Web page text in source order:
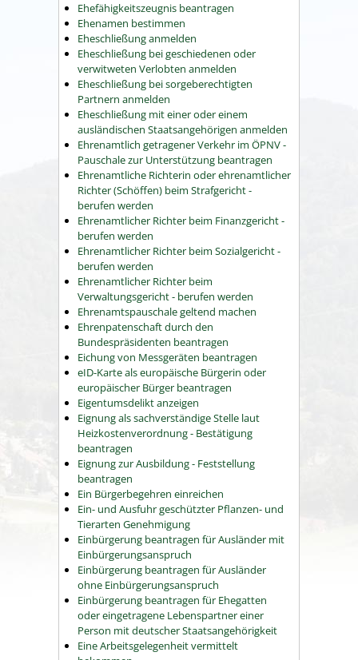
Ehefähigkeitszeugnis beantragen
Ehenamen bestimmen
Eheschließung anmelden
Eheschließung bei geschiedenen oder
verwitweten Verlobten anmelden
Eheschließung bei sorgeberechtigten
Partnern anmelden
Eheschließung mit einer oder einem
ausländischen Staatsangehörigen anmelden
Ehrenamtlich getragener Verkehr im ÖPNV -
Pauschale zur Unterstützung beantragen
Ehrenamtliche Richterin oder ehrenamtlicher
Richter (Schöffen) beim Strafgericht -
berufen werden
Ehrenamtlicher Richter beim Finanzgericht -
berufen werden
Ehrenamtlicher Richter beim Sozialgericht -
berufen werden
Ehrenamtlicher Richter beim
Verwaltungsgericht - berufen werden
Ehrenamtspauschale geltend machen
Ehrenpatenschaft durch den
Bundespräsidenten beantragen
Eichung von Messgeräten beantragen
eID-Karte als europäische Bürgerin oder
europäischer Bürger beantragen
Eigentumsdelikt anzeigen
Eignung als sachverständige Stelle laut
Heizkostenverordnung - Bestätigung
beantragen
Eignung zur Ausbildung - Feststellung
beantragen
Ein Bürgerbegehren einreichen
Ein- und Ausfuhr geschützter Pflanzen- und
Tierarten Genehmigung
Einbürgerung beantragen für Ausländer mit
Einbürgerungsanspruch
Einbürgerung beantragen für Ausländer
ohne Einbürgerungsanspruch
Einbürgerung beantragen für Ehegatten
oder eingetragene Lebenspartner einer
Person mit deutscher Staatsangehörigkeit
Eine Arbeitsgelegenheit vermittelt